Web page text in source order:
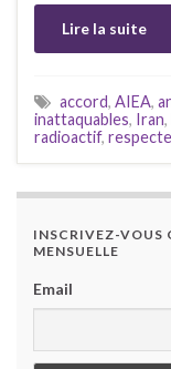
Lire la suite
accord, AIEA,
inattaquables, Iran,
radioactif, respecte
INSCRIVEZ-VOUS
MENSUELLE
Email